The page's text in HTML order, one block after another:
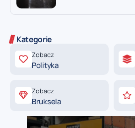
Kategorie
Zobacz
Polityka
Zobacz
Bruksela